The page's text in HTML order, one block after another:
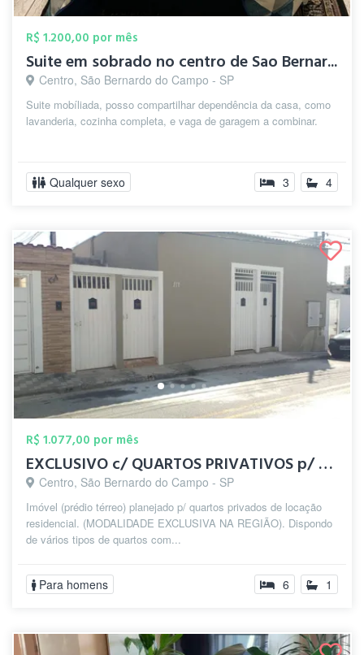
R$ 1.200,00 por mês
Suite em sobrado no centro de Sao Bernar...
Centro, São Bernardo do Campo - SP
Suite mobíliada, posso compartilhar dependência da casa, como
lavanderia, cozinha completa, e vaga de garagem a combinar.
Qualquer sexo 3 4
R$ 1.077,00 por mês
EXCLUSIVO c/ QUARTOS PRIVATIVOS p/ HOMEN...
Centro, São Bernardo do Campo - SP
Imóvel (prédio térreo) planejado p/ quartos privados de locação
residencial. (MODALIDADE EXCLUSIVA NA REGIÃO). Dispondo
de vários tipos de quartos com...
Para homens 6 1